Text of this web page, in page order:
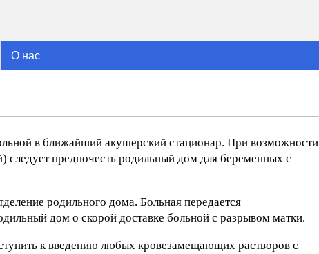
О нас
в ближайший акушерский стационар. При возможности
следует предпочесть родильный дом для беременных с
родильного дома. Больная передается
дом о скорой доставке больной с разрывом матки.
к введению любых кровезамещающих растворов с